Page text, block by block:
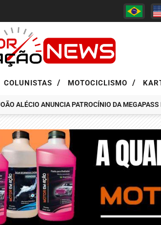
COLUNISTAS / MOTOCICLISMO /
ALÉCIO ANUNCIA PATROCÍNIO DA MEGAPASS E